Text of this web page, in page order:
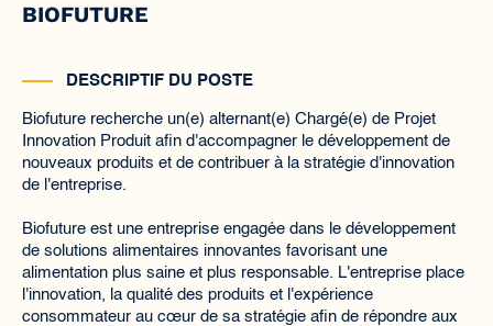
BIOFUTURE
DESCRIPTIF DU POSTE
Biofuture recherche un(e) alternant(e) Chargé(e) de Projet
Innovation Produit afin d'accompagner le développement de
nouveaux produits et de contribuer à la stratégie d'innovation
de l'entreprise.
Biofuture est une entreprise engagée dans le développement
de solutions alimentaires innovantes favorisant une
alimentation plus saine et plus responsable. L'entreprise place
l'innovation, la qualité des produits et l'expérience
consommateur au cœur de sa stratégie afin de répondre aux